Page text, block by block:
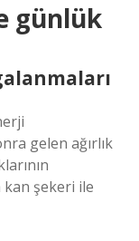
günlük
gelen ağırlık
kan şekeri ile